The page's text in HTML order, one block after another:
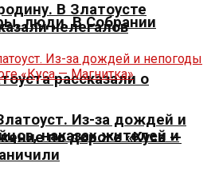
люди. В Собрании
рассказали о
наказах жителей и
В Златоусте
нелегалов
Из-за дождей и
по дороге «Куса —